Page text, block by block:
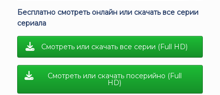
Бесплатно смотреть онлайн или скачать все серии
сериала
Смотреть или скачать все серии (Full HD)
Смотреть или скачать посерийно (Full
HD)